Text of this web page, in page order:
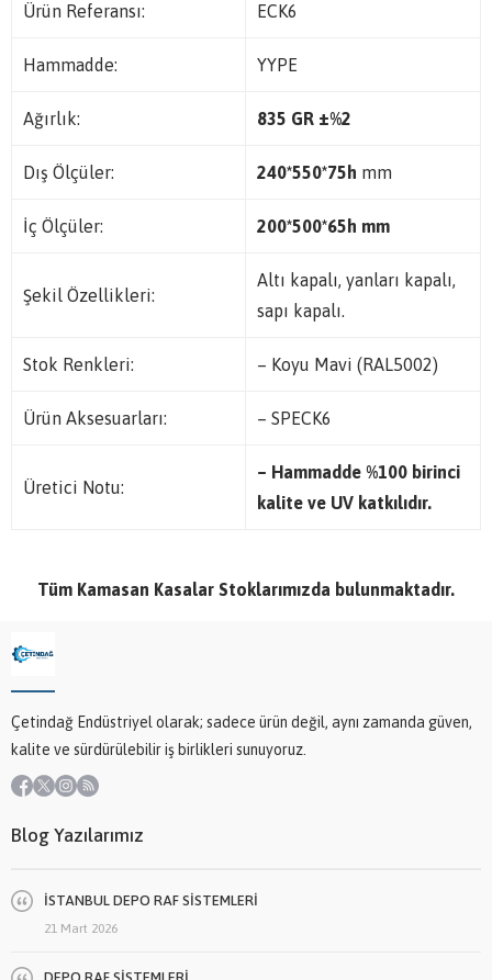
Ürün Referansı: ECK6
Hammadde: YYPE
Ağırlık: 835 GR ±%2
Dış Ölçüler: 240*550*75h mm
İç Ölçüler: 200*500*65h mm
Şekil Özellikleri:
Altı kapalı, yanları kapalı,
sapı kapalı.
Stok Renkleri: – Koyu Mavi (RAL5002)
Ürün Aksesuarları: – SPECK6
Üretici Notu:
– Hammadde %100 birinci
kalite ve UV katkılıdır.
Tüm Kamasan Kasalar Stoklarımızda bulunmaktadır.
Çetindağ Endüstriyel olarak; sadece ürün değil, aynı zamanda güven,
kalite ve sürdürülebilir iş birlikleri sunuyoruz.
Blog Yazılarımız
İSTANBUL DEPO RAF SİSTEMLERİ
21 Mart 2026